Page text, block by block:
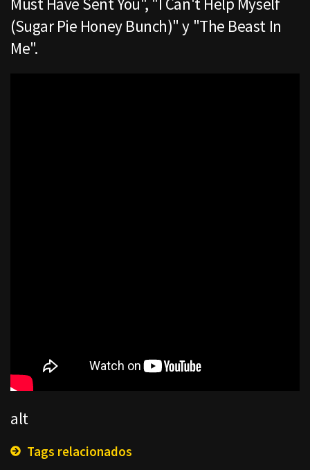
(Sugar Pie Honey Bunch)" y "The Beast In
Me".
alt
Tags relacionados